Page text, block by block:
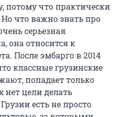
и вкусы — старайтесь
вино со схожим
вину: важно,
слаще десерта.
гарниру.
потому что практически
что важно знать про
серьезная
она относится к
После эмбарго в 2014
классные грузинские
попадает только
нет цели делать
есть не просто